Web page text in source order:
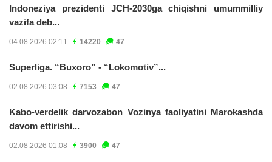
Indoneziya prezidenti JCH-2030ga chiqishni umummilliy
vazifa deb...
04.08.2026 02:11 14220 47
Superliga. “Buxoro” - “Lokomotiv”...
02.08.2026 03:08 7153 47
Kabo-verdelik darvozabon Vozinya faoliyatini Marokashda
davom ettirishi...
02.08.2026 01:08 3900 47